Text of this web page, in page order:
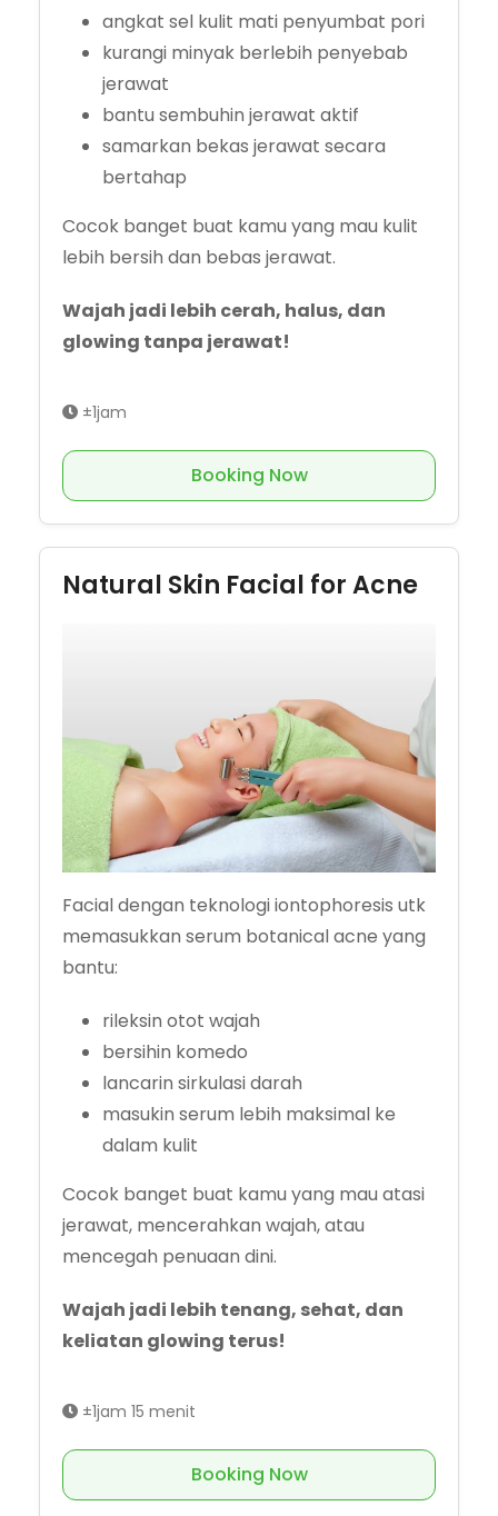
angkat sel kulit mati penyumbat pori
kurangi minyak berlebih penyebab
jerawat
bantu sembuhin jerawat aktif
samarkan bekas jerawat secara
bertahap
Cocok banget buat kamu yang mau kulit
lebih bersih dan bebas jerawat.
Wajah jadi lebih cerah, halus, dan
glowing tanpa jerawat!
±1jam
Booking Now
Natural Skin Facial for Acne
Facial dengan teknologi iontophoresis utk
memasukkan serum botanical acne yang
bantu:
rileksin otot wajah
bersihin komedo
lancarin sirkulasi darah
masukin serum lebih maksimal ke
dalam kulit
Cocok banget buat kamu yang mau atasi
jerawat, mencerahkan wajah, atau
mencegah penuaan dini.
Wajah jadi lebih tenang, sehat, dan
keliatan glowing terus!
±1jam 15 menit
Booking Now